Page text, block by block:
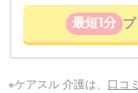
最短1分
※ケアスル 介護は、 口コ